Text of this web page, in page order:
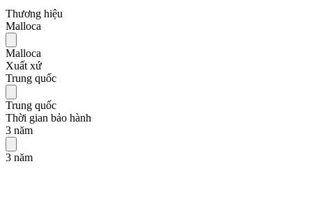
Thương hiệu
Malloca
Malloca
Xuất xứ
Trung quốc
Trung quốc
Thời gian bảo hành
3 năm
3 năm